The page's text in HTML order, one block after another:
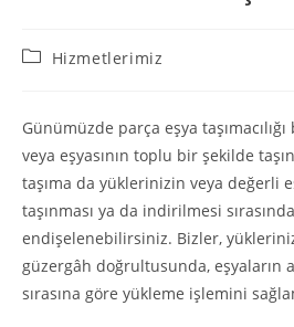
PostHizmetlerimiz
Günümüzde parça eşya
veya eşyasının toplu bir şekilde
taşıma da yüklerinizin veya değerli
taşınması ya da indirilmesi
endişelenebilirsiniz. Bizler,
güzergâh doğrultusunda, eşyaların
sırasına göre yükleme işlemini